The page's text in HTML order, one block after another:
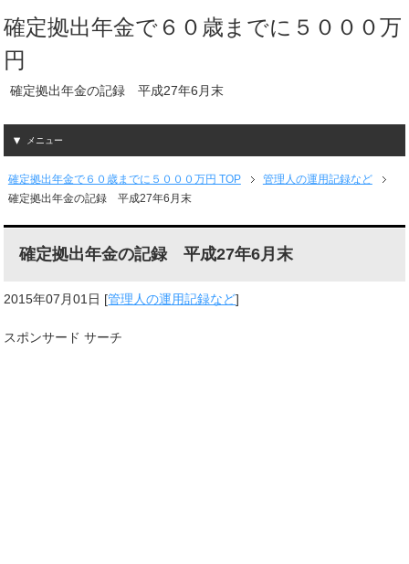
確定拠出年金で６０歳までに５０００万
円
確定拠出年金の記録 平成27年6月末
メニュー
確定拠出年金で６０歳までに５０００万円 TOP
管理人の運用記録など
確定拠出年金の記録 平成27年6月末
確定拠出年金の記録 平成27年6月末
2015年07月01日 [管理人の運用記録など]
スポンサード サーチ